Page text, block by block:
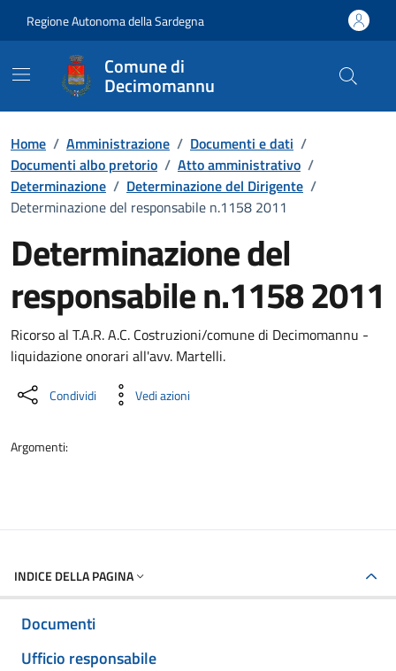
Regione Autonoma della Sardegna
Comune di
Decimomannu
Home / Amministrazione / Documenti e dati /
Documenti albo pretorio / Atto amministrativo /
Determinazione / Determinazione del Dirigente /
Determinazione del responsabile n.1158 2011
Determinazione del
responsabile n.1158 2011
Dettaglio del documento
Ricorso al T.A.R. A.C. Costruzioni/comune di Decimomannu -
liquidazione onorari all'avv. Martelli.
Condividi Vedi azioni
Argomenti:
INDICE DELLA PAGINA
Documenti
Ufficio responsabile